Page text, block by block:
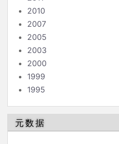
2010
2007
2005
2003
2000
1999
1995
元数据